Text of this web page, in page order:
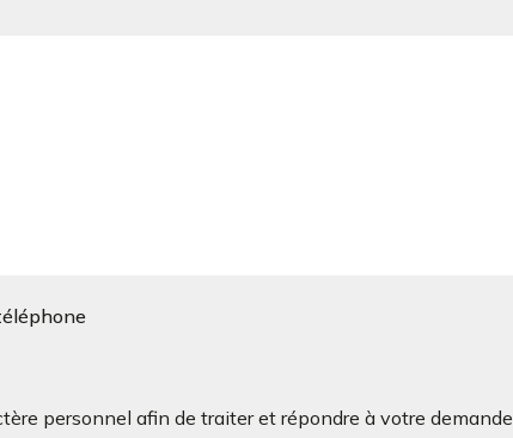
personnel afin de traiter et répondre à votre demande